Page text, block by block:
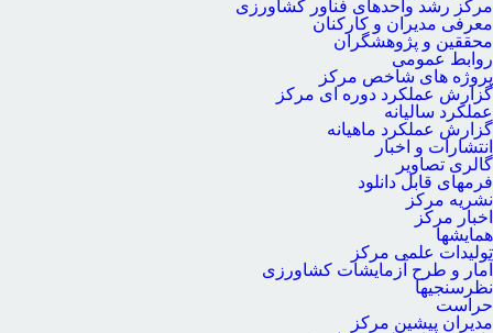
مرکز رشد واحدهای فناور کشاورزی
معرفی مدیران و کارکنان
محققین و پژوهشگران
روابط عمومی
پروژه های شاخص مرکز
گزارش عملکرد دوره ای مرکز
عملکرد سالیانه
گزارش عملکرد ماهیانه
انتشارات و اخبار
گالری تصاویر
فرمهای قابل دانلود
نشریه مرکز
اخبار مرکز
همایشها
تولیدات علمی مرکز
آمار و طرح آزمایشات کشاورزی
نظرسنجیها
حراست
مدیران پیشین مرکز